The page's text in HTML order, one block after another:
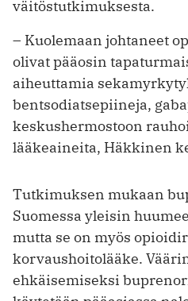
väitöstutkimuksesta.
– Kuolemaan johtaneet
olivat pääosin
aiheuttamia
bentsodiatsepiineja,
keskushermostoon
lääkeaineita, Häkkinen
Tutkimuksen mukaan
Suomessa yleisin
mutta se on myös
korvaushoitolääke.
ehkäisemiseksi